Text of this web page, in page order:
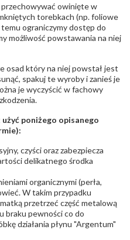
owinięte w
torebkach (np. foliowe
ograniczymy dostęp do
możliwość powstawania na niej
osad który na niej powstał jest
spakuj te wyroby i zanieś je
je wyczyścić w fachowy
poniżego opisanego
czyści oraz zabezpiecza
delikatnego środka
organicznymi (perła,
W takim przypadku
przetrzeć część metalową
braku pewności co do
działania płynu "Argentum"